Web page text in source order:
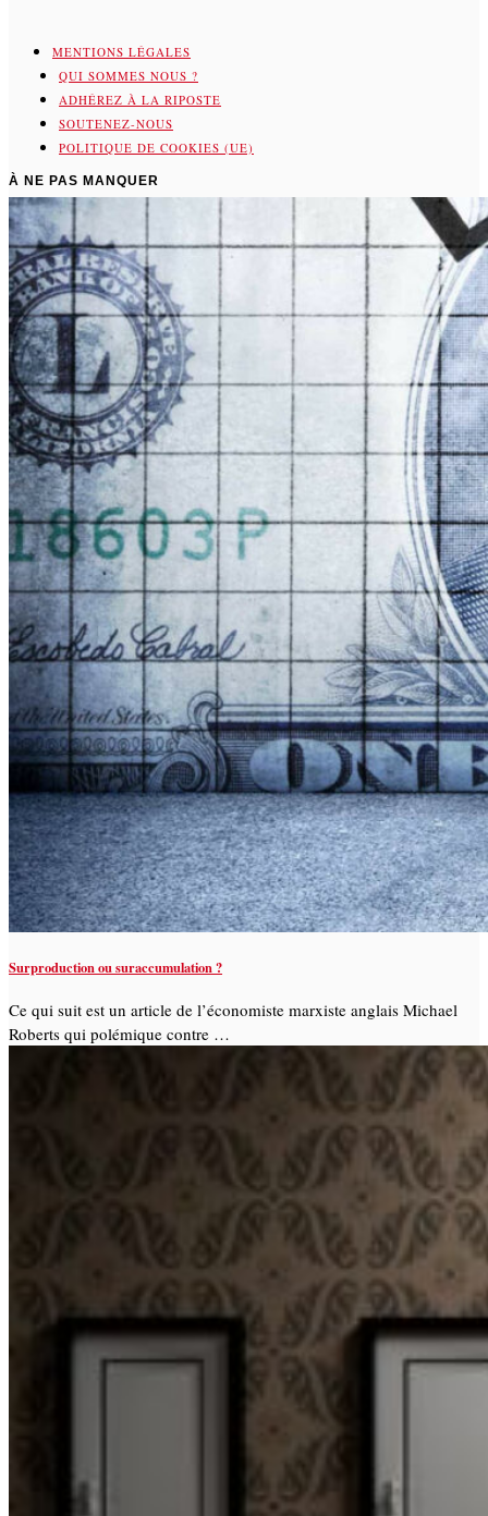
MENTIONS LÉGALES
QUI SOMMES NOUS ?
ADHÉREZ À LA RIPOSTE
SOUTENEZ-NOUS
POLITIQUE DE COOKIES (UE)
À NE PAS MANQUER
Surproduction ou suraccumulation ?
Ce qui suit est un article de l’économiste marxiste anglais Michael
Roberts qui polémique contre …